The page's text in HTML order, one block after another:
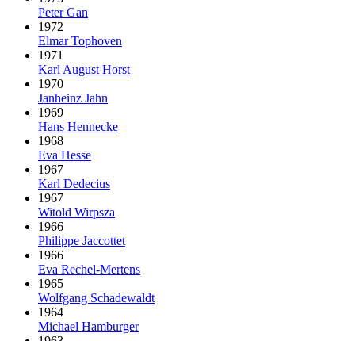
Peter Gan
1972
Elmar Tophoven
1971
Karl August Horst
1970
Janheinz Jahn
1969
Hans Hennecke
1968
Eva Hesse
1967
Karl Dedecius
1967
Witold Wirpsza
1966
Philippe Jaccottet
1966
Eva Rechel-Mertens
1965
Wolfgang Schadewaldt
1964
Michael Hamburger